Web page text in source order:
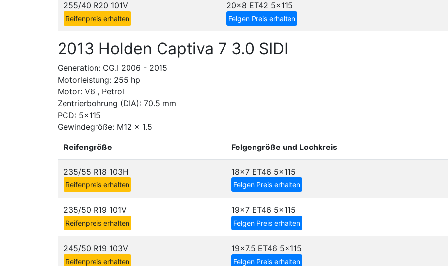
255/40 R20 101V
Reifenpreis erhalten
20x8 ET42 5x115
Felgen Preis erhalten
2013 Holden Captiva 7 3.0 SIDI
Generation: CG.I 2006 - 2015
Motorleistung: 255 hp
Motor: V6 , Petrol
Zentrierbohrung (DIA): 70.5 mm
PCD: 5x115
Gewindegröße: M12 x 1.5
Reifengröße Felgengröße und Lochkreis
235/55 R18 103H
Reifenpreis erhalten
18x7 ET46 5x115
Felgen Preis erhalten
235/50 R19 101V
Reifenpreis erhalten
19x7 ET46 5x115
Felgen Preis erhalten
245/50 R19 103V
Reifenpreis erhalten
19x7.5 ET46 5x115
Felgen Preis erhalten